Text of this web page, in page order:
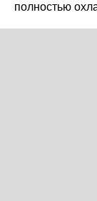
полностью